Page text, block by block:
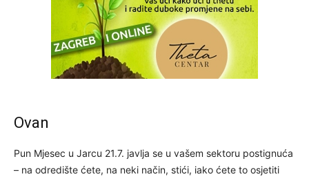
Ovan
Pun Mjesec u Jarcu 21.7. javlja se u vašem sektoru postignuća
– na odredište ćete, na neki način, stići, iako ćete to osjetiti